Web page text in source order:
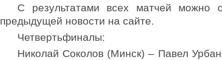
С результатами всех матчей можно
предыдущей новости на сайте.
Четвертьфиналы:
Николай Соколов (Минск) – Павел